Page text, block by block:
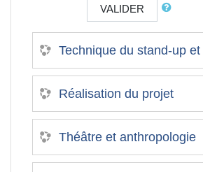
VALIDER
Technique du stand-up
Réalisation du projet
Théâtre et anthropologie